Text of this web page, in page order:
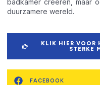
duurzamere wereld.
KLIK HIER VOOR
STERKE
FACEBOOK